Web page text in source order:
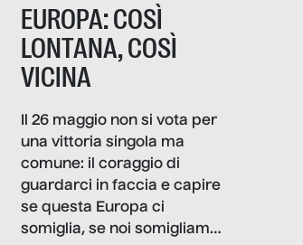
EUROPA: COSÌ
LONTANA, COSÌ
VICINA
Il 26 maggio non si vota per
una vittoria singola ma
comune: il coraggio di
guardarci in faccia e capire
se questa Europa ci
somiglia, se noi somigliamo